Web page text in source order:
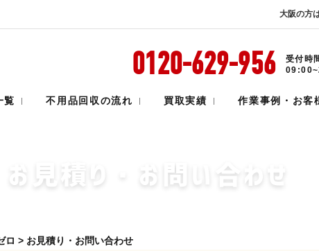
大阪の方
0120-629-956
受付時
覧 不用品回収の流れ 買取実績 作業事例・お客
お見積り・お問い合わせ
ロ > お見積り・お問い合わせ